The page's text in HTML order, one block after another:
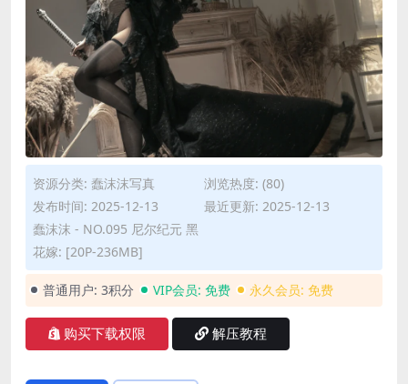
资源分类: 蠢沫沫写真
浏览热度: (80)
发布时间: 2025-12-13
最近更新: 2025-12-13
蠢沫沫 - NO.095 尼尔纪元 黑
花嫁: [20P-236MB]
普通用户: 3积分 VIP会员: 免费 永久会员: 免费
购买下载权限 解压教程